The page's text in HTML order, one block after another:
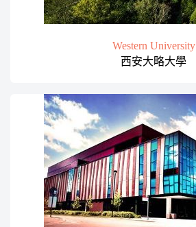
Western University
西安大略大學